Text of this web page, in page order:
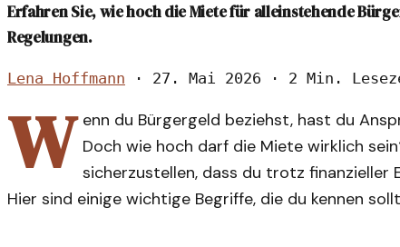
Erfahren Sie, wie hoch die Miete für alleinstehende
Regelungen.
Lena Hoffmann · 27. Mai 2026 · 2 Min.
W enn du Bürgergeld beziehst, hast du
Doch wie hoch darf die Miete wirklich
sicherzustellen, dass du trotz finanzieller
Hier sind einige wichtige Begriffe, die du kennen